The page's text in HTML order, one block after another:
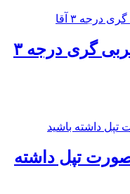
کلاس تئوری مربی گری درجه ۳
صورت تپل داشته